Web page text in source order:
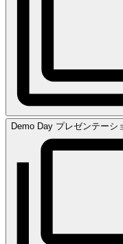
Demo Day プレゼンテーシ